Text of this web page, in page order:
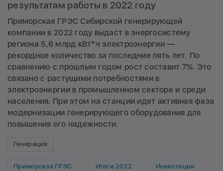
результатам работы в 2022 году
Приморская ГРЭС Сибирской генерирующей
компании в 2022 году выдаст в энергосистему
региона 5,6 млрд кВт*ч электроэнергии —
рекордное количество за последние пять лет. По
сравнению с прошлым годом рост составит 7%. Это
связано с растущими потребностями в
электроэнергии в промышленном секторе и среди
населения. При этом на станции идет активная фаза
модернизации генерирующего оборудования для
повышения его надежности.
Генерация
Приморская ГРЭС Итоги 2022 Инвестиции